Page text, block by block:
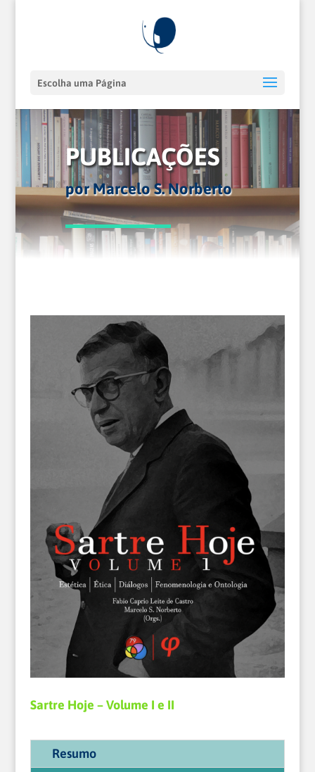
Escolha uma Página
PUBLICAÇÕES
por Marcelo S. Norberto
Sartre Hoje – Volume I e II
Resumo